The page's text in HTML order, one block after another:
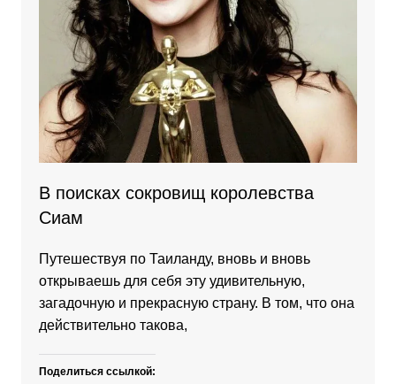
В поисках сокровищ королевства
Сиам
Путешествуя по Таиланду, вновь и вновь
открываешь для себя эту удивительную,
загадочную и прекрасную страну. В том, что она
действительно такова,
Поделиться ссылкой: